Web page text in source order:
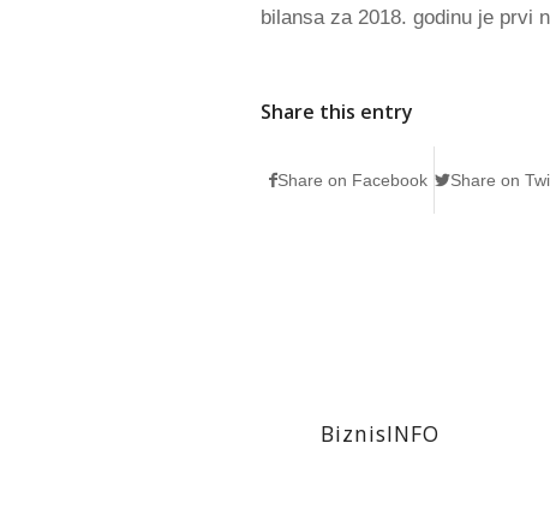
bilansa za 2018. godinu je prvi
Share this entry
Share on Facebook Share on
BiznisINFO